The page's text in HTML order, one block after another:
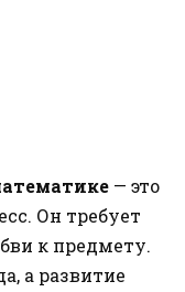
— это
Он требует
к предмету.
а развитие